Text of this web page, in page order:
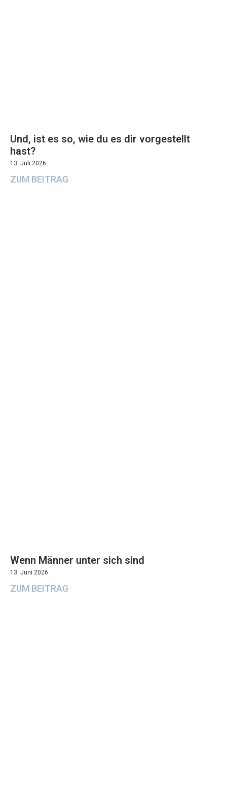
Und, ist es so, wie du es dir vorgestellt
hast?
13. Juli 2026
ZUM BEITRAG
Wenn Männer unter sich sind
13. Juni 2026
ZUM BEITRAG